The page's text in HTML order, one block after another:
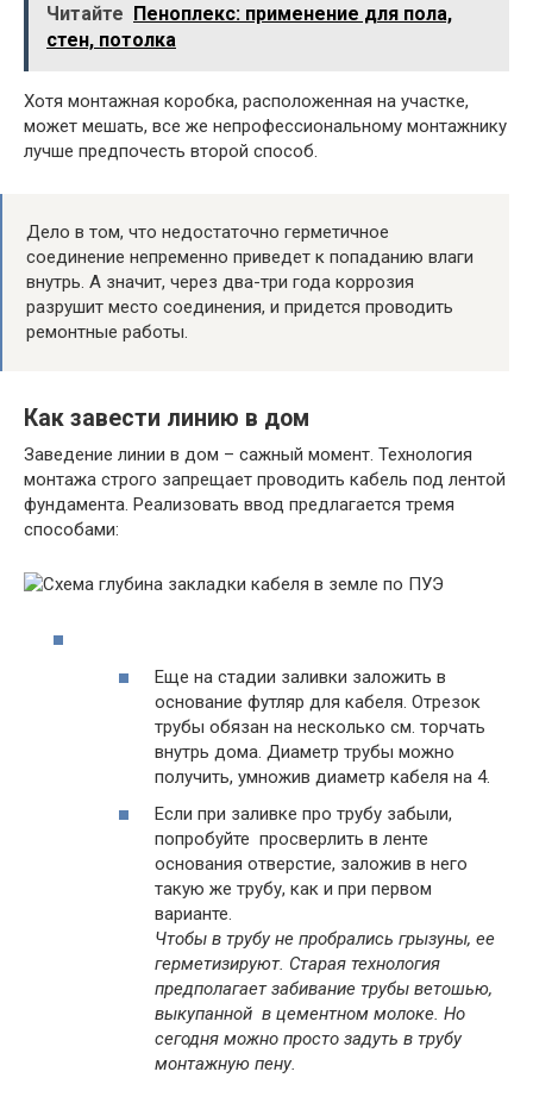
Читайте Пеноплекс: применение для пола,
стен, потолка
Хотя монтажная коробка, расположенная на участке,
может мешать, все же непрофессиональному монтажнику
лучше предпочесть второй способ.
Дело в том, что недостаточно герметичное
соединение непременно приведет к попаданию влаги
внутрь. А значит, через два-три года коррозия
разрушит место соединения, и придется проводить
ремонтные работы.
Как завести линию в дом
Заведение линии в дом – сажный момент. Технология
монтажа строго запрещает проводить кабель под лентой
фундамента. Реализовать ввод предлагается тремя
способами:
Еще на стадии заливки заложить в
основание футляр для кабеля. Отрезок
трубы обязан на несколько см. торчать
внутрь дома. Диаметр трубы можно
получить, умножив диаметр кабеля на 4.
Если при заливке про трубу забыли,
попробуйте просверлить в ленте
основания отверстие, заложив в него
такую же трубу, как и при первом
варианте.
Чтобы в трубу не пробрались грызуны, ее
герметизируют. Старая технология
предполагает забивание трубы ветошью,
выкупанной в цементном молоке. Но
сегодня можно просто задуть в трубу
монтажную пену.